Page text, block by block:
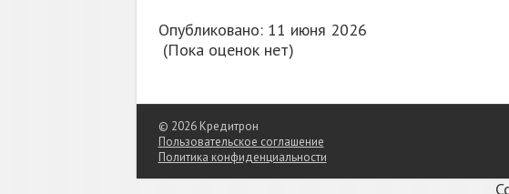
Опубликовано: 11 июня 2026
(Пока оценок нет)
© 2026 Кредитрон
Пользовательское соглашение
Политика конфиденциальности